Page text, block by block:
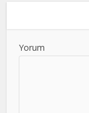
Yorum